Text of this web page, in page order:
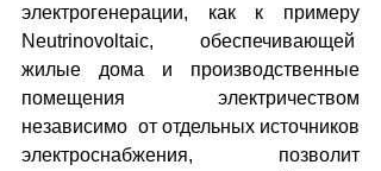
электрогенерации, как к примеру
Neutrinovoltaic, обеспечивающей
жилые дома и производственные
помещения электричеством
независимо  от отдельных источников
электроснабжения, позволит